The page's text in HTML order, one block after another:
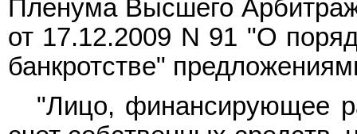
Пленума Высшего
от 17.12.2009 N 91 "О
банкротстве"
"Лицо, финансирующее